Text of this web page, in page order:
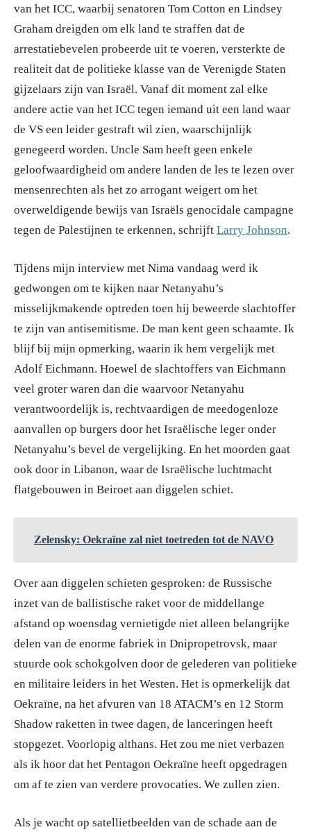
van het ICC, waarbij senatoren Tom Cotton en Lindsey
Graham dreigden om elk land te straffen dat de
arrestatiebevelen probeerde uit te voeren, versterkte de
realiteit dat de politieke klasse van de Verenigde Staten
gijzelaars zijn van Israël. Vanaf dit moment zal elke
andere actie van het ICC tegen iemand uit een land waar
de VS een leider gestraft wil zien, waarschijnlijk
genegeerd worden. Uncle Sam heeft geen enkele
geloofwaardigheid om andere landen de les te lezen over
mensenrechten als het zo arrogant weigert om het
overweldigende bewijs van Israëls genocidale campagne
tegen de Palestijnen te erkennen, schrijft Larry Johnson.
Tijdens mijn interview met Nima vandaag werd ik
gedwongen om te kijken naar Netanyahu’s
misselijkmakende optreden toen hij beweerde slachtoffer
te zijn van antisemitisme. De man kent geen schaamte. Ik
blijf bij mijn opmerking, waarin ik hem vergelijk met
Adolf Eichmann. Hoewel de slachtoffers van Eichmann
veel groter waren dan die waarvoor Netanyahu
verantwoordelijk is, rechtvaardigen de meedogenloze
aanvallen op burgers door het Israëlische leger onder
Netanyahu’s bevel de vergelijking. En het moorden gaat
ook door in Libanon, waar de Israëlische luchtmacht
flatgebouwen in Beiroet aan diggelen schiet.
Zelensky: Oekraïne zal niet toetreden tot de NAVO
Over aan diggelen schieten gesproken: de Russische
inzet van de ballistische raket voor de middellange
afstand op woensdag vernietigde niet alleen belangrijke
delen van de enorme fabriek in Dnipropetrovsk, maar
stuurde ook schokgolven door de gelederen van politieke
en militaire leiders in het Westen. Het is opmerkelijk dat
Oekraïne, na het afvuren van 18 ATACM’s en 12 Storm
Shadow raketten in twee dagen, de lanceringen heeft
stopgezet. Voorlopig althans. Het zou me niet verbazen
als ik hoor dat het Pentagon Oekraïne heeft opgedragen
om af te zien van verdere provocaties. We zullen zien.
Als je wacht op satellietbeelden van de schade aan de